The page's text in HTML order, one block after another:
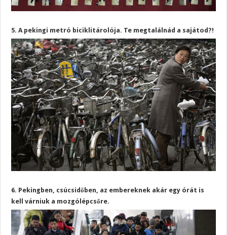
5. A pekingi metró biciklitárolója. Te megtalálnád a sajátod?!
6. Pekingben, csúcsidőben, az embereknek akár egy órát is
kell várniuk a mozgólépcsőre.